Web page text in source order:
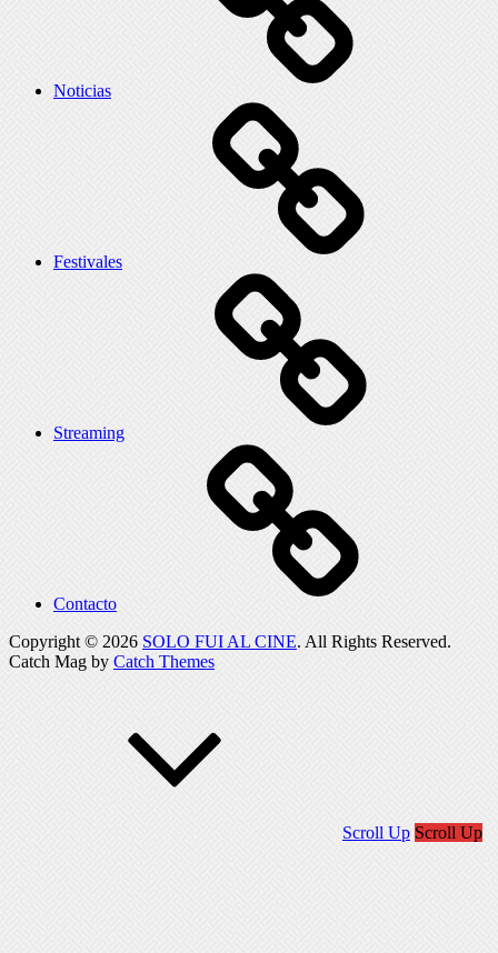
Noticias
Festivales
Streaming
Contacto
Copyright © 2026 SOLO FUI AL CINE. All Rights Reserved.
Catch Mag by Catch Themes
Scroll Up Scroll Up